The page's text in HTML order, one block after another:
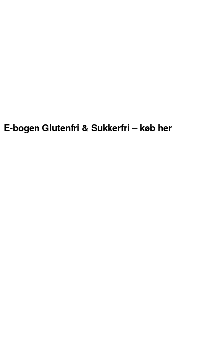
E-bogen Glutenfri & Sukkerfri – køb her